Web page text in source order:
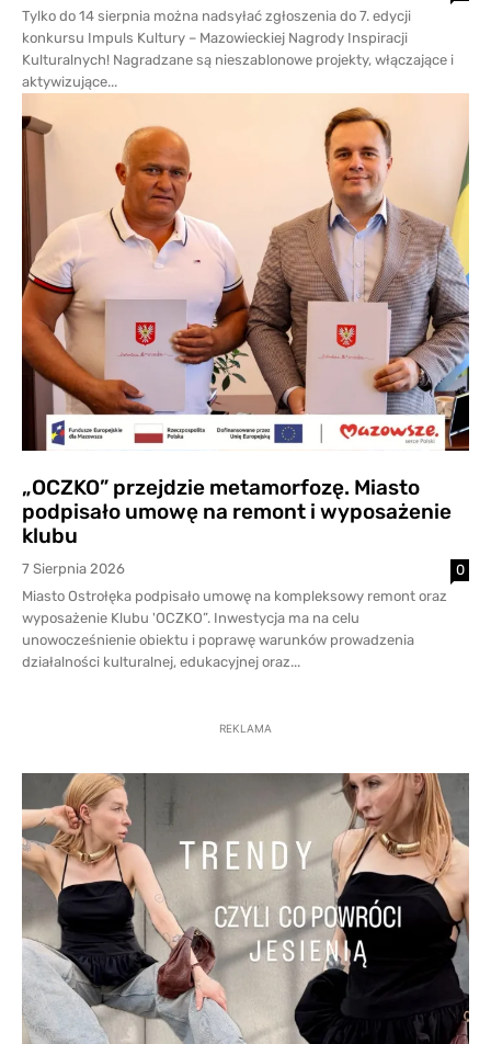
Tylko do 14 sierpnia można nadsyłać zgłoszenia do 7. edycji
konkursu Impuls Kultury – Mazowieckiej Nagrody Inspiracji
Kulturalnych! Nagradzane są nieszablonowe projekty, włączające i
aktywizujące...
„OCZKO” przejdzie metamorfozę. Miasto
podpisało umowę na remont i wyposażenie
klubu
7 Sierpnia 2026
0
Miasto Ostrołęka podpisało umowę na kompleksowy remont oraz
wyposażenie Klubu 'OCZKO”. Inwestycja ma na celu
unowocześnienie obiektu i poprawę warunków prowadzenia
działalności kulturalnej, edukacyjnej oraz...
REKLAMA